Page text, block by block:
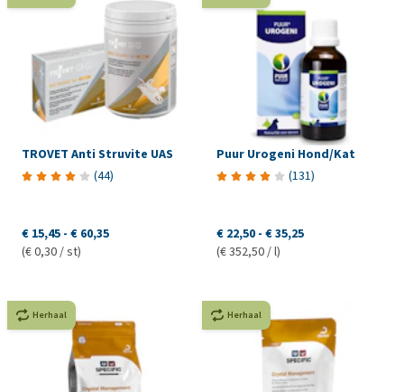
TROVET Anti Struvite UAS
(44)
€ 15,45 - € 60,35
(€ 0,30 / st)
Puur Urogeni Hond/Kat
(131)
€ 22,50 - € 35,25
(€ 352,50 / l)
Herhaal Herhaal